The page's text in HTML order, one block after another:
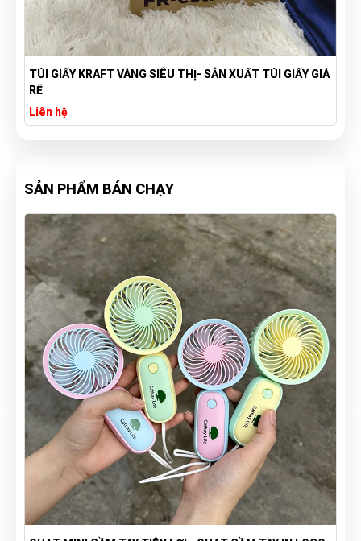
DÙ GẤP 3 TỰ ĐỘNG 1 CHIỀU MÀU XANH IN LOGO
VIETCOMBANK
Liên hệ
SẢN PHẨM BÁN CHẠY